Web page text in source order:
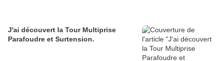
J'ai découvert la Tour Multiprise
Parafoudre et Surtension.